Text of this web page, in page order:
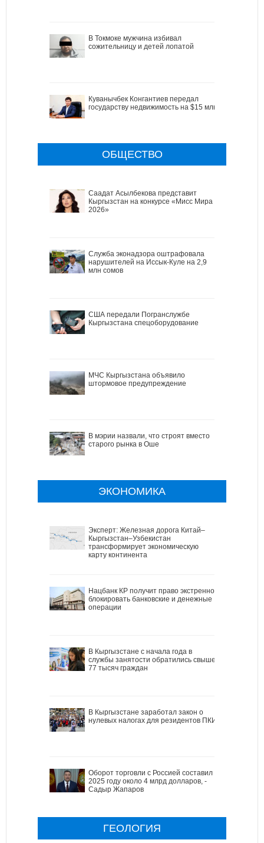
В Токмоке мужчина избивал
сожительницу и детей лопатой
Куванычбек Конгантиев передал
государству недвижимость на $15 млн
ОБЩЕСТВО
Саадат Асылбекова представит
Кыргызстан на конкурсе «Мисс Мира
2026»
Служба эконадзора оштрафовала
нарушителей на Иссык-Куле на 2,9
млн сомов
США передали Погранслужбе
Кыргызстана спецоборудование
МЧС Кыргызстана объявило
штормовое предупреждение
В мэрии назвали, что строят вместо
старого рынка в Оше
ЭКОНОМИКА
Эксперт: Железная дорога Китай–
Кыргызстан–Узбекистан
трансформирует экономическую
карту континента
Нацбанк КР получит право экстренно
блокировать банковские и денежные
операции
В Кыргызстане с начала года в
службы занятости обратились свыше
77 тысяч граждан
В Кыргызстане заработал закон о
нулевых налогах для резидентов ПКИ
Оборот торговли с Россией составил в
2025 году около 4 млрд долларов, -
Садыр Жапаров
ГЕОЛОГИЯ